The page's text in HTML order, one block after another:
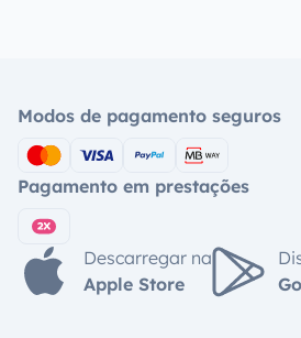
Modos de pagamento seguros
Pagamento em prestações
Descarregar na
Apple Store